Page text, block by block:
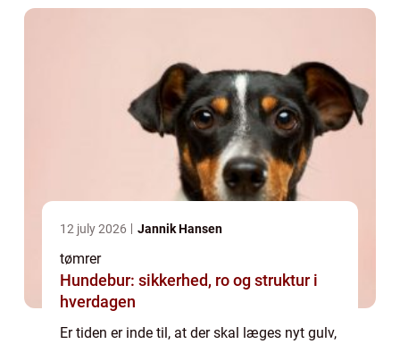
12 july 2026 Jannik Hansen
tømrer
Hundebur: sikkerhed, ro og struktur i
hverdagen
Er tiden er inde til, at der skal læges nyt gulv,